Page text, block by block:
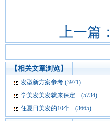
上一篇：
【相关文章浏览】
发型新方案参考 (3971)
学美发美发就来保定... (5734)
住夏日美发的10个... (3665)